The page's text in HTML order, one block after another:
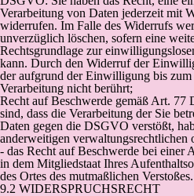
Verarbeitung von Daten jederzeit mit
widerrufen. Im Falle des Widerrufs
unverzüglich löschen, sofern eine
Rechtsgrundlage zur
kann. Durch den Widerruf der
der aufgrund der Einwilligung bis
Verarbeitung nicht berührt;
Recht auf Beschwerde gemäß Art.
sind, dass die Verarbeitung der Sie
Daten gegen die DSGVO verstößt,
anderweitigen verwaltungsrechtlichen
- das Recht auf Beschwerde bei einer
in dem Mitgliedstaat Ihres
des Ortes des mutmaßlichen Verstoßes.
9.2 WIDERSPRUCHSRECHT